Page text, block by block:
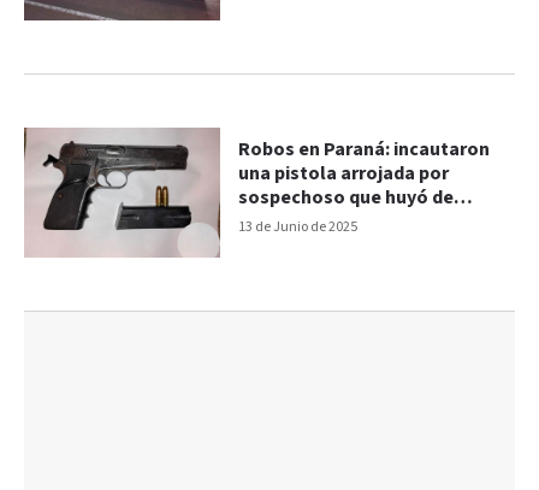
13 de Junio de 2025
Robos en Paraná: incautaron
una pistola arrojada por
sospechoso que huyó de
control policial